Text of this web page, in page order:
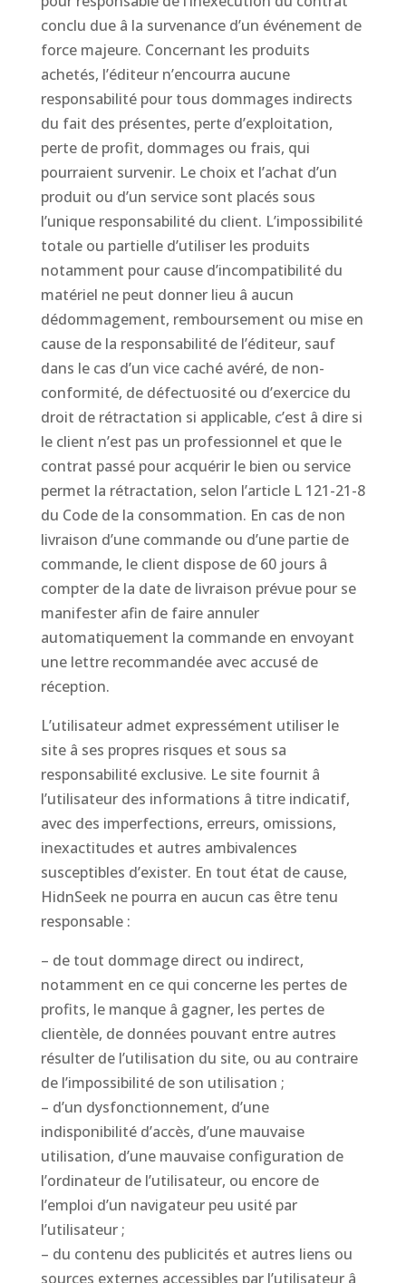
conclu due â la survenance d’un événement de
force majeure. Concernant les produits
achetés, l’éditeur n’encourra aucune
responsabilité pour tous dommages indirects
du fait des présentes, perte d’exploitation,
perte de profit, dommages ou frais, qui
pourraient survenir. Le choix et l’achat d’un
produit ou d’un service sont placés sous
l’unique responsabilité du client. L’impossibilité
totale ou partielle d’utiliser les produits
notamment pour cause d’incompatibilité du
matériel ne peut donner lieu â aucun
dédommagement, remboursement ou mise en
cause de la responsabilité de l’éditeur, sauf
dans le cas d’un vice caché avéré, de non-
conformité, de défectuosité ou d’exercice du
droit de rétractation si applicable, c’est â dire si
le client n’est pas un professionnel et que le
contrat passé pour acquérir le bien ou service
permet la rétractation, selon l’article L 121-21-8
du Code de la consommation. En cas de non
livraison d’une commande ou d’une partie de
commande, le client dispose de 60 jours â
compter de la date de livraison prévue pour se
manifester afin de faire annuler
automatiquement la commande en envoyant
une lettre recommandée avec accusé de
réception.
L’utilisateur admet expressément utiliser le
site â ses propres risques et sous sa
responsabilité exclusive. Le site fournit â
l’utilisateur des informations â titre indicatif,
avec des imperfections, erreurs, omissions,
inexactitudes et autres ambivalences
susceptibles d’exister. En tout état de cause,
HidnSeek ne pourra en aucun cas être tenu
responsable :
– de tout dommage direct ou indirect,
notamment en ce qui concerne les pertes de
profits, le manque â gagner, les pertes de
clientèle, de données pouvant entre autres
résulter de l’utilisation du site, ou au contraire
de l’impossibilité de son utilisation ;
– d’un dysfonctionnement, d’une
indisponibilité d’accès, d’une mauvaise
utilisation, d’une mauvaise configuration de
l’ordinateur de l’utilisateur, ou encore de
l’emploi d’un navigateur peu usité par
l’utilisateur ;
– du contenu des publicités et autres liens ou
sources externes accessibles par l’utilisateur â